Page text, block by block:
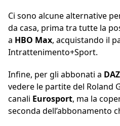
Ci sono alcune alternative
da casa, prima tra tutte la
a HBO Max, acquistando il
Intrattenimento+Sport.
Infine, per gli abbonati a
vedere le partite del Roland
canali Eurosport, ma la
seconda dell’abbonamento